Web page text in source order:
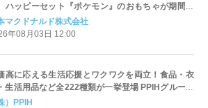
ハッピーセット『ポケモン』のおもちゃが期間限
場
マクドナルド株式会社
年08月03日 12:00
高に応える生活応援とワクワクを両立！食品・衣
生活用品など全222種類が一挙登場 PPIHグループ
福袋」＆セール 8月6日(木)より順次スタート
）PPIH